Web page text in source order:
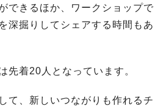
できるほか、ワークショップで
深掘りしてシェアする時間もあ
先着20人となっています。
て、新しいつながりも作れるチ